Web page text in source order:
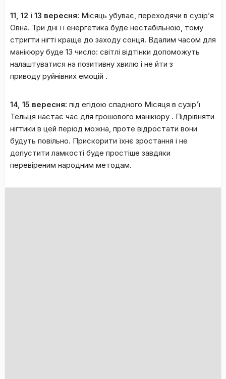
11, 12 і 13 вересня: Місяць убуває, переходячи в сузір’я
Овна. Три дні її енергетика буде нестабільною, тому
стригти нігті краще до заходу сонця. Вдалим часом для
манікюру буде 13 число: світлі відтінки допоможуть
налаштуватися на позитивну хвилю і не йти з
приводу руйнівних емоцій .
14, 15 вересня: під егідою спадного Місяця в сузір’ї
Тельця настає час для грошового манікюру . Підрівняти
нігтики в цей період можна, проте відростати вони
будуть повільно. Прискорити їхнє зростання і не
допустити ламкості буде простіше завдяки
перевіреним народним методам.